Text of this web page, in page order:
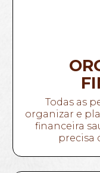
Todas as
organizar e
financeira
precisa